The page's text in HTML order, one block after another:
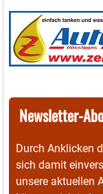
Newsletter-Abo
Durch Anklicken
sich damit
unsere aktuellen